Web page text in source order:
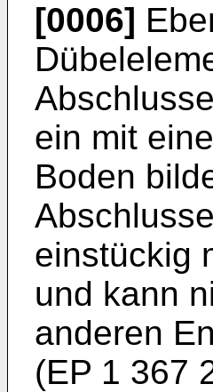
[0006]
ein mit
Boden
einstückig
und kann
anderen
(EP 1 367